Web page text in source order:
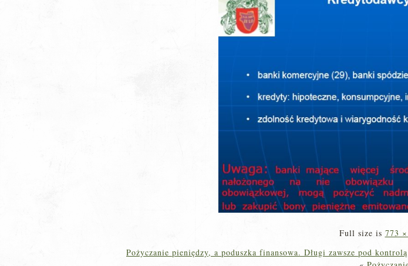
Full size is 773
Pożyczanie pieniędzy, a poduszka finansowa. Długi zawsze pod